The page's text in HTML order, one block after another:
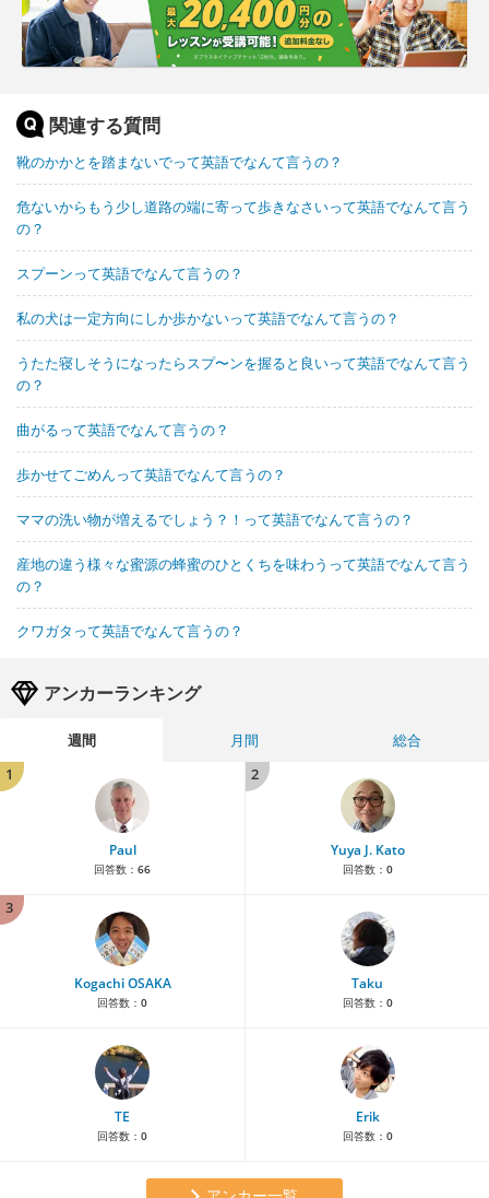
関連する質問
靴のかかとを踏まないでって英語でなんて言うの？
危ないからもう少し道路の端に寄って歩きなさいって英語でなんて言う
の？
スプーンって英語でなんて言うの？
私の犬は一定方向にしか歩かないって英語でなんて言うの？
うたた寝しそうになったらスプ〜ンを握ると良いって英語でなんて言う
の？
曲がるって英語でなんて言うの？
歩かせてごめんって英語でなんて言うの？
ママの洗い物が増えるでしょう？！って英語でなんて言うの？
産地の違う様々な蜜源の蜂蜜のひとくちを味わうって英語でなんて言う
の？
クワガタって英語でなんて言うの？
アンカーランキング
週間 月間
総合
1
Paul
回答数： 66
2
Yuya J. Kato
回答数： 0
3
Kogachi OSAKA
回答数： 0
Taku
回答数： 0
TE
回答数： 0
Erik
回答数： 0